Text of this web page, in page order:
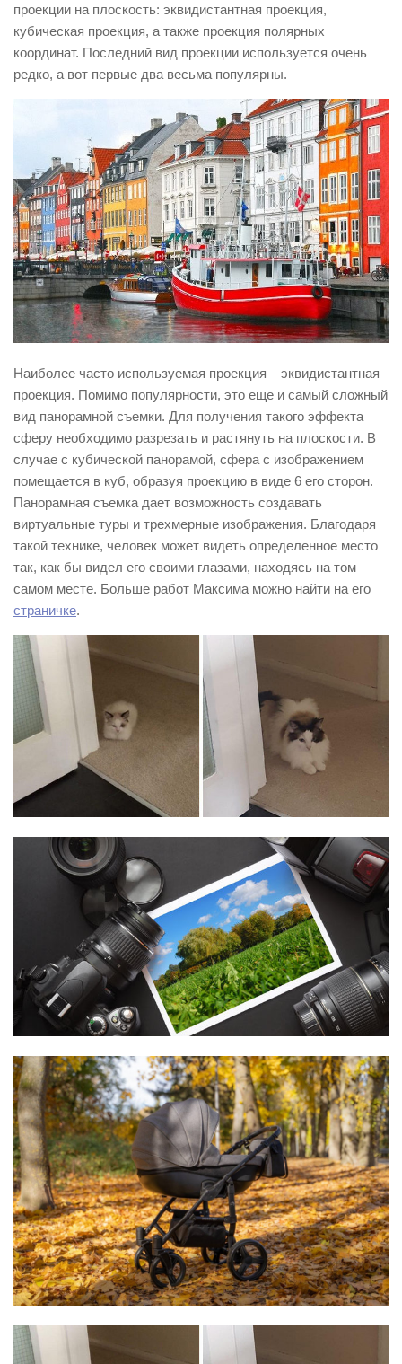
проекции на плоскость: эквидистантная проекция,
кубическая проекция, а также проекция полярных
координат. Последний вид проекции используется очень
редко, а вот первые два весьма популярны.
Наиболее часто используемая проекция – эквидистантная
проекция. Помимо популярности, это еще и самый сложный
вид панорамной съемки. Для получения такого эффекта
сферу необходимо разрезать и растянуть на плоскости. В
случае с кубической панорамой, сфера с изображением
помещается в куб, образуя проекцию в виде 6 его сторон.
Панорамная съемка дает возможность создавать
виртуальные туры и трехмерные изображения. Благодаря
такой технике, человек может видеть определенное место
так, как бы видел его своими глазами, находясь на том
самом месте. Больше работ Максима можно найти на его
страничке.